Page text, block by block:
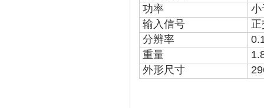
功率
小
输入信号
分辨率
重量
外形尺寸